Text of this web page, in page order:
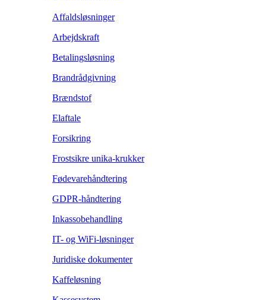
Affaldsløsninger
Arbejdskraft
Betalingsløsning
Brandrådgivning
Brændstof
Elaftale
Forsikring
Frostsikre unika-krukker
Fødevarehåndtering
GDPR-håndtering
Inkassobehandling
IT- og WiFi-løsninger
Juridiske dokumenter
Kaffeløsning